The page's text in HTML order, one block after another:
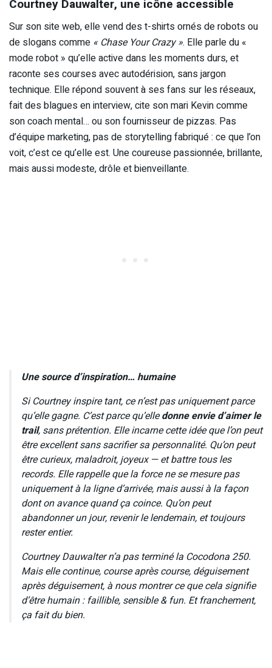
Courtney Dauwalter, une icône accessible
Sur son site web, elle vend des t-shirts ornés de robots ou
de slogans comme « Chase Your Crazy ». Elle parle du «
mode robot » qu’elle active dans les moments durs, et
raconte ses courses avec autodérision, sans jargon
technique. Elle répond souvent à ses fans sur les réseaux,
fait des blagues en interview, cite son mari Kevin comme
son coach mental… ou son fournisseur de pizzas. Pas
d’équipe marketing, pas de storytelling fabriqué : ce que l’on
voit, c’est ce qu’elle est. Une coureuse passionnée, brillante,
mais aussi modeste, drôle et bienveillante.
Une source d’inspiration… humaine
Si Courtney inspire tant, ce n’est pas uniquement parce
qu’elle gagne. C’est parce qu’elledonne envie d’aimer le
trail, sans prétention. Elle incarne cette idée que l’on peut
être excellent sans sacrifier sa personnalité. Qu’on peut
être curieux, maladroit, joyeux — et battre tous les
records. Elle rappelle que la force ne se mesure pas
uniquement à la ligne d’arrivée, mais aussi à la façon
dont on avance quand ça coince. Qu’on peut
abandonner un jour, revenir le lendemain, et toujours
rester entier.
Courtney Dauwalter n’a pas terminé la Cocodona 250.
Mais elle continue, course après course, déguisement
après déguisement, à nous montrer ce que cela signifie
d’être humain : faillible, sensible & fun. Et franchement,
ça fait du bien.